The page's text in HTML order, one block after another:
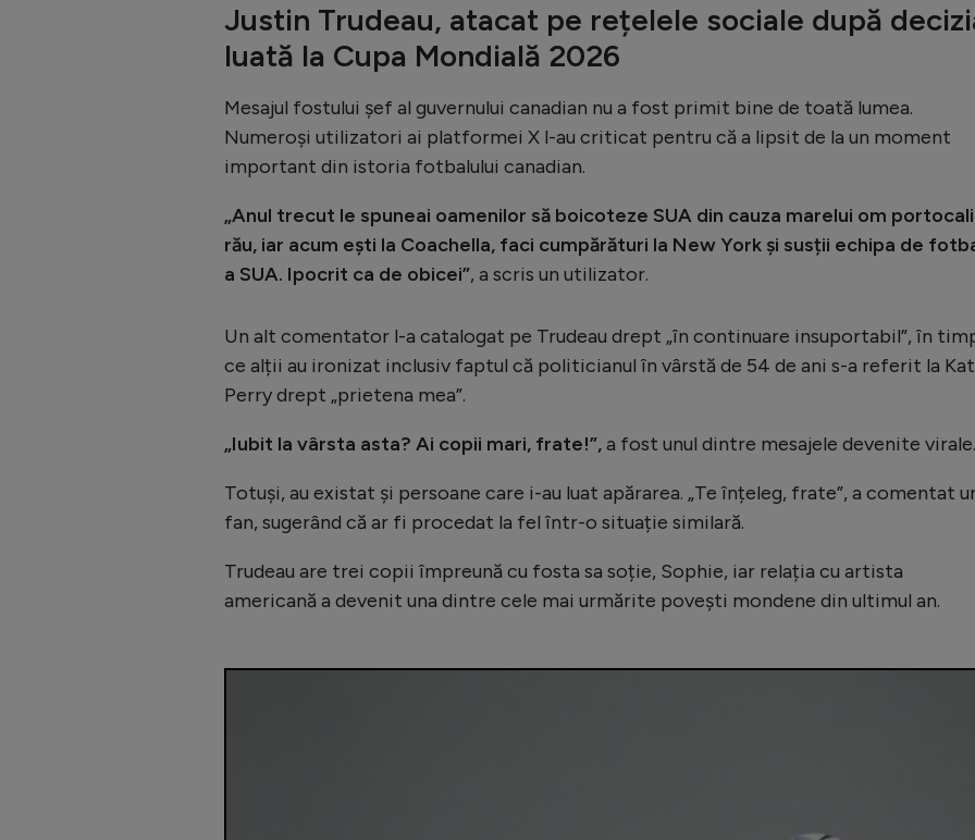
Justin Trudeau, atacat pe rețelele sociale după
luată la Cupa Mondială 2026
Mesajul fostului șef al guvernului canadian nu a fost primit bine de toată lumea.
Numeroși utilizatori ai platformei X l-au criticat pentru că a lipsit de la un moment
important din istoria fotbalului canadian.
„Anul trecut le spuneai oamenilor să boicoteze SUA din cauza marelui om
rău, iar acum ești la Coachella, faci cumpărături la New York și susții echipa de
a SUA. Ipocrit ca de obicei”, a scris un utilizator.
Un alt comentator l-a catalogat pe Trudeau drept „în continuare insuportabil”, în
ce alții au ironizat inclusiv faptul că politicianul în vârstă de 54 de ani s-a referit la
Perry drept „prietena mea”.
„Iubit la vârsta asta? Ai copii mari, frate!”,a fost unul dintre mesajele devenite virale.
Totuși, au existat și persoane care i-au luat apărarea. „Te înțeleg, frate”, a comentat
fan, sugerând că ar fi procedat la fel într-o situație similară.
Trudeau are trei copii împreună cu fosta sa soție, Sophie, iar relația cu artista
americană a devenit una dintre cele mai urmărite povești mondene din ultimul an.